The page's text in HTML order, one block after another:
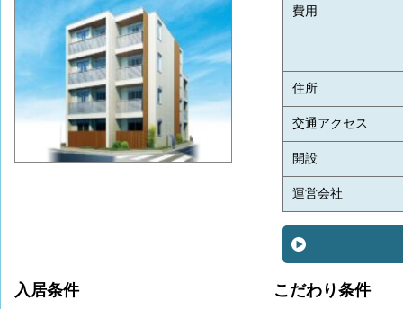
費用
住所
交通アクセス
開設
運営会社
入居条件 こだわり条件